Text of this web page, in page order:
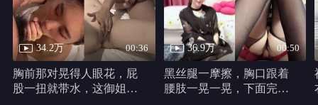
34.2万 00:36
胸前那对晃得人眼花，屁
股一扭就带水，这御姐身
36.9万 00:50
黑丝腿一摩擦，胸口跟着
腰肢一晃一晃，下面完全